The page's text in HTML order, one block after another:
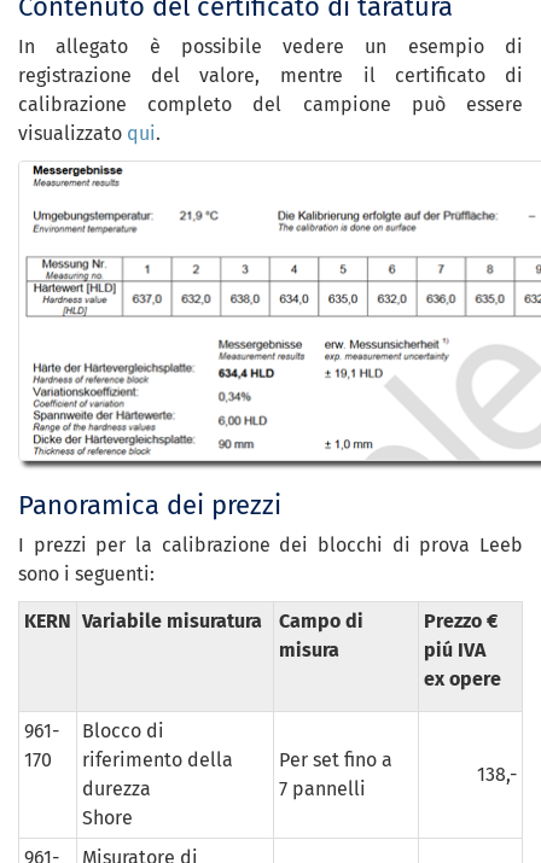
Contenuto del certificato di taratura
In allegato è possibile vedere un esempio di
registrazione del valore, mentre il certificato di
calibrazione completo del campione può essere
visualizzato qui.
Panoramica dei prezzi
I prezzi per la calibrazione dei blocchi di prova Leeb
sono i seguenti:
KERN Variabile misuratura
Campo di
misura
Prezzo €
piú IVA
ex opere
961-
170
Blocco di
riferimento della
durezza
Shore
Per set fino a
7 pannelli
138,-
961-
Misuratore di